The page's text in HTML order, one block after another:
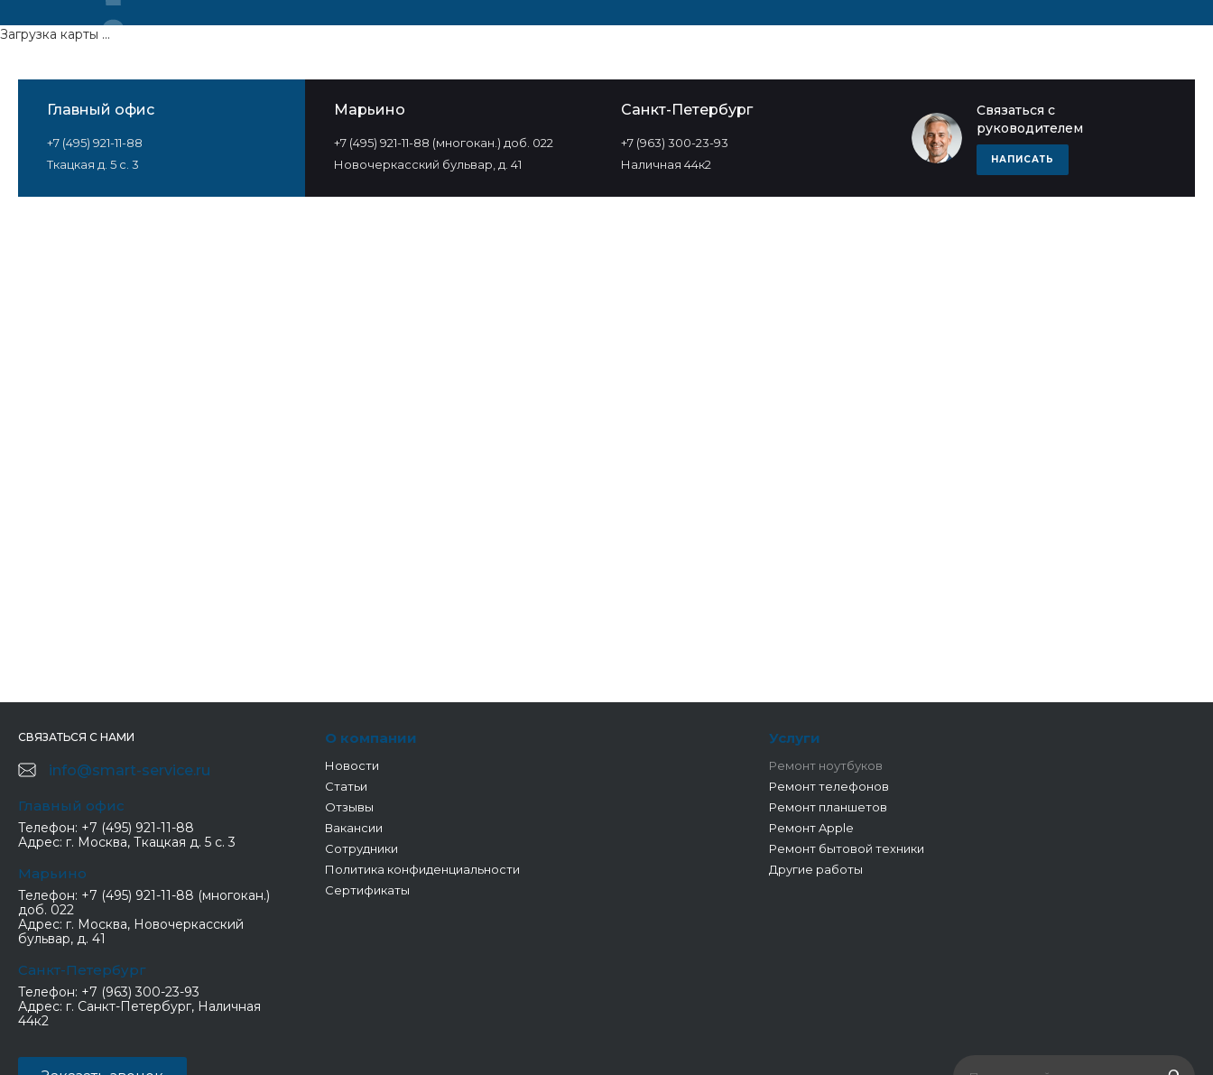
Связаться с
руководителем
НАПИСАТЬ
Главный офис
+7 (495) 921-11-88
Ткацкая д. 5 с. 3
Марьино
+7 (495) 921-11-88 (многокан.) доб. 022
Новочеркасский бульвар, д. 41
Санкт-Петербург
+7 (963) 300-23-93
Наличная 44к2
Загрузка карты ...
СВЯЗАТЬСЯ С НАМИ
info@smart-service.ru
Главный офис
Телефон: +7 (495) 921-11-88
Адрес: г. Москва, Ткацкая д. 5 с. 3
Марьино
Телефон: +7 (495) 921-11-88 (многокан.)
доб. 022
Адрес: г. Москва, Новочеркасский
бульвар, д. 41
Санкт-Петербург
Телефон: +7 (963) 300-23-93
Адрес: г. Санкт-Петербург, Наличная
44к2
О компании
Новости
Статьи
Отзывы
Вакансии
Сотрудники
Политика конфиденциальности
Сертификаты
Услуги
Ремонт ноутбуков
Ремонт телефонов
Ремонт планшетов
Ремонт Apple
Ремонт бытовой техники
Другие работы